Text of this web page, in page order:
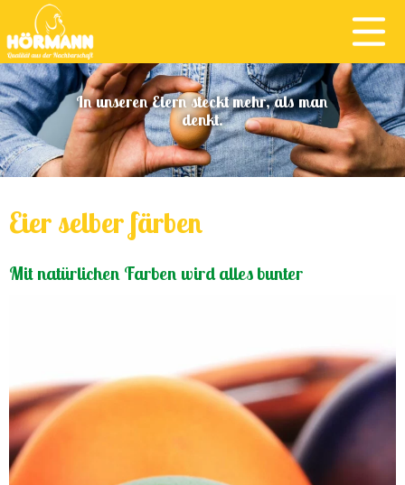
In unseren Eiern steckt mehr, als man
denkt.
Eier selber färben
Mit natürlichen Farben wird alles bunter